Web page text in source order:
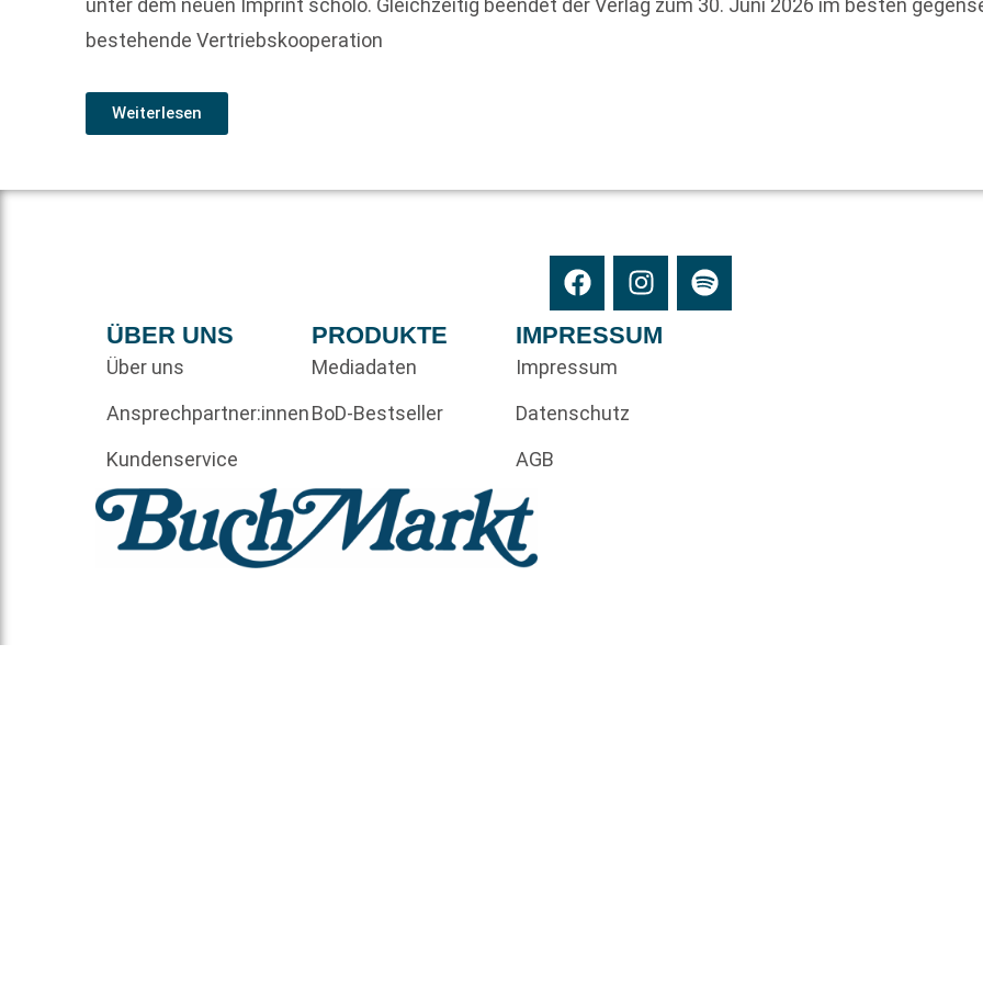
unter dem neuen Imprint scholo. Gleichzeitig beendet der Verlag zum 30. Juni 2026 im besten
bestehende Vertriebskooperation
Weiterlesen
ÜBER UNS
Über uns
Ansprechpartner:innen
Kundenservice
PRODUKTE
Mediadaten
BoD-Bestseller
IMPRESSUM
Impressum
Datenschutz
AGB